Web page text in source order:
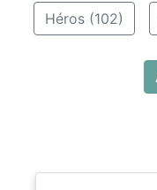
Héros (102)